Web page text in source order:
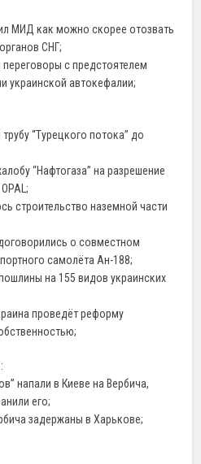
МИД как можно скорее отозвать
СНГ;
с предстоятелем
украинской автокефалии;
“Турецкого потока” до
“Нафтогаза” на разрешение
строительство наземной части
о совместном
самолёта Ан-188;
на 155 видов украинских
проведёт реформу
напали в Киеве на Вербича,
его;
задержаны в Харькове;